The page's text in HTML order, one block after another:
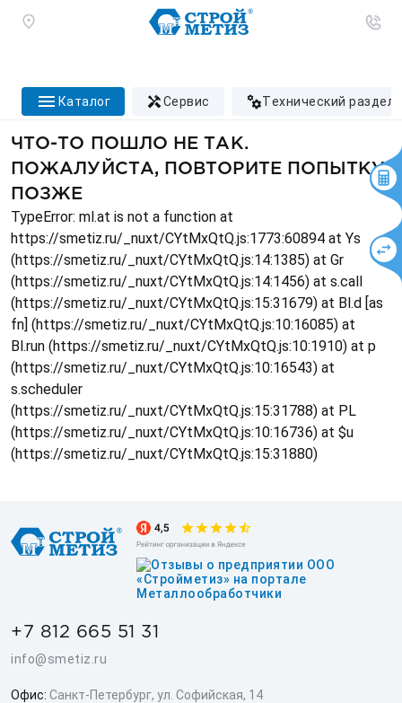
каталог сервис технический раздел
ЧТО-ТО ПОШЛО НЕ ТАК.
ПОЖАЛУЙСТА, ПОВТОРИТЕ ПОПЫТКУ
ПОЗЖЕ
TypeError: ml.at is not a function at
https://smetiz.ru/_nuxt/CYtMxQtQ.js:1773:60894 at Ys
(https://smetiz.ru/_nuxt/CYtMxQtQ.js:14:1385) at Gr
(https://smetiz.ru/_nuxt/CYtMxQtQ.js:14:1456) at s.call
(https://smetiz.ru/_nuxt/CYtMxQtQ.js:15:31679) at Bl.d [as
fn] (https://smetiz.ru/_nuxt/CYtMxQtQ.js:10:16085) at
Bl.run (https://smetiz.ru/_nuxt/CYtMxQtQ.js:10:1910) at p
(https://smetiz.ru/_nuxt/CYtMxQtQ.js:10:16543) at
s.scheduler
(https://smetiz.ru/_nuxt/CYtMxQtQ.js:15:31788) at PL
(https://smetiz.ru/_nuxt/CYtMxQtQ.js:10:16736) at $u
(https://smetiz.ru/_nuxt/CYtMxQtQ.js:15:31880)
+7 812 665 51 31
info@smetiz.ru
Офис: Санкт-Петербург, ул. Софийская, 14